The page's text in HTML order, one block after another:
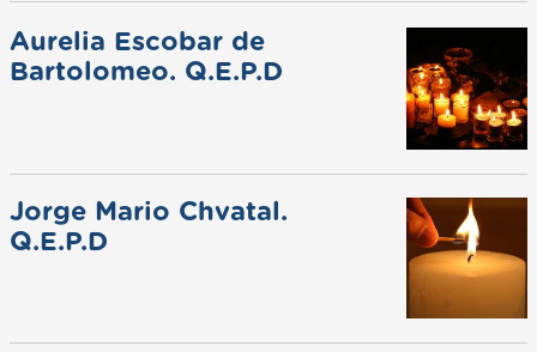
Aurelia Escobar de
Bartolomeo. Q.E.P.D
Jorge Mario Chvatal.
Q.E.P.D